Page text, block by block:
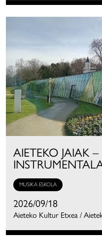
AIETEKO JAIAK –
MUSIKA ESKOLA
2026/09/18
Aieteko Kultur Etxea /